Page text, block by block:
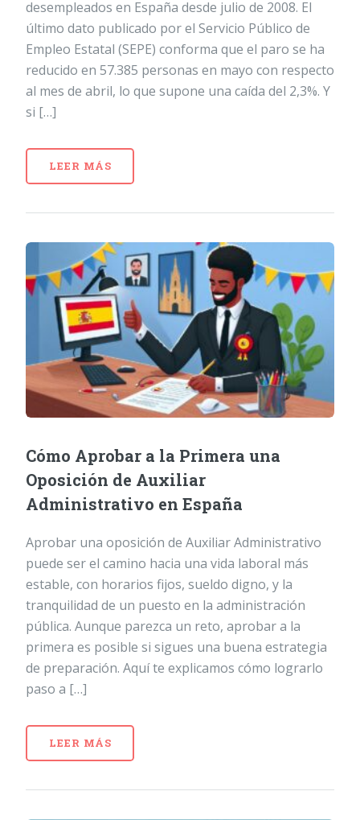
desempleados en España desde julio de 2008. El
último dato publicado por el Servicio Público de
Empleo Estatal (SEPE) conforma que el paro se ha
reducido en 57.385 personas en mayo con respecto
al mes de abril, lo que supone una caída del 2,3%. Y
si […]
LEER MÁS
Cómo Aprobar a la Primera una
Oposición de Auxiliar
Administrativo en España
Aprobar una oposición de Auxiliar Administrativo
puede ser el camino hacia una vida laboral más
estable, con horarios fijos, sueldo digno, y la
tranquilidad de un puesto en la administración
pública. Aunque parezca un reto, aprobar a la
primera es posible si sigues una buena estrategia
de preparación. Aquí te explicamos cómo lograrlo
paso a […]
LEER MÁS